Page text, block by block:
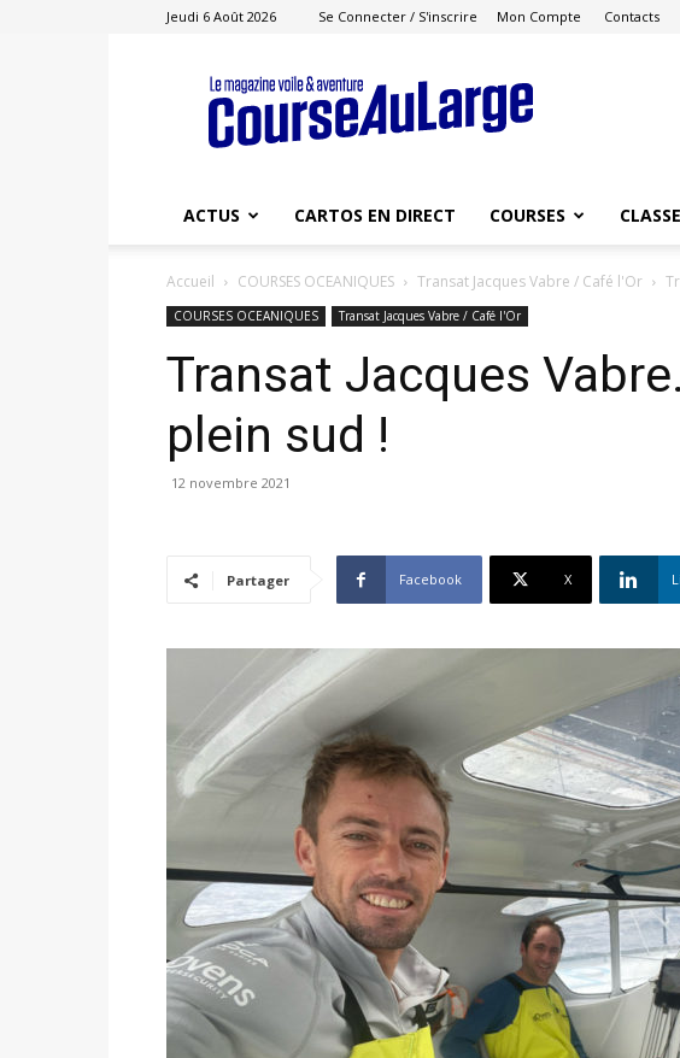
Jeudi 6 Août 2026 Se Connecter / S'inscrire Mon Compte Contacts
Course
au
Large
ACTUS CARTOS EN DIRECT COURSES
Accueil COURSES OCEANIQUES Transat Jacques Vabre / Café l'Or
COURSES OCEANIQUES Transat Jacques Vabre / Café l'Or
Transat Jacques
plein sud !
12 novembre 2021
Partager Facebook X